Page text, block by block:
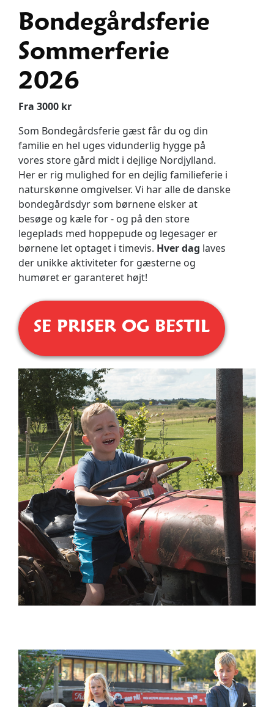
Bondegårdsferie
Sommerferie
2026
Fra 3000 kr
Som Bondegårdsferie gæst får du og din
familie en hel uges vidunderlig hygge på
vores store gård midt i dejlige Nordjylland.
Her er rig mulighed for en dejlig familieferie i
naturskønne omgivelser. Vi har alle de danske
bondegårdsdyr som børnene elsker at
besøge og kæle for - og på den store
legeplads med hoppepude og legesager er
børnene let optaget i timevis. Hver dag laves
der unikke aktiviteter for gæsterne og
humøret er garanteret højt!
SE PRISER OG BESTIL